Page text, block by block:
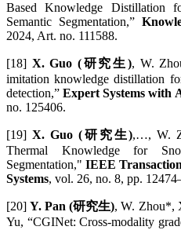
Based Knowledge Distillation
Semantic Segmentation,”
2024, Art. no. 111588.
[18] X. Guo (研究生), W.
imitation knowledge distillation
detection,” Expert Systems with
no. 125406.
[19] X. Guo (研究生),…, W.
Thermal Knowledge for
Segmentation," IEEE
Systems, vol. 26, no. 8, pp.
[20]Y. Pan (研究生), W. Zhou*,
Yu, “CGINet: Cross-modality